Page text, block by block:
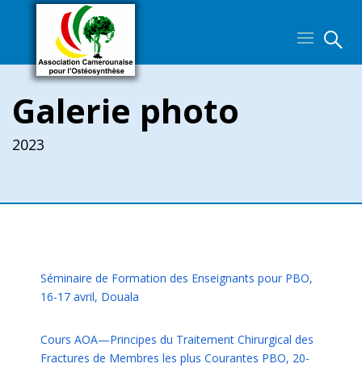

Galerie photo
2023
Séminaire de Formation des Enseignants pour PBO,
16-17 avril, Douala
Cours AOA—Principes du Traitement Chirurgical des
Fractures de Membres les plus Courantes PBO, 20-